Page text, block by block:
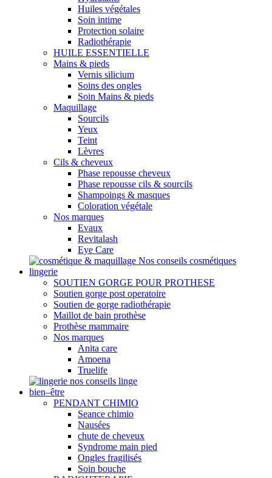
Huiles végétales
Soin intime
Protection solaire
Radiothérapie
HUILE ESSENTIELLE
Mains & pieds
Vernis silicium
Soins des ongles
Soin Mains & pieds
Maquillage
Sourcils
Yeux
Teint
Lèvres
Cils & cheveux
Phase repousse cheveux
Phase repousse cils & sourcils
Shampoings & masques
Coloration végétale
Nos marques
Evaux
Revitalash
Eye Care
Nos conseils cosmétiques
lingerie
SOUTIEN GORGE POUR PROTHESE
Soutien gorge post operatoire
Soutien de gorge radiothérapie
Maillot de bain prothèse
Prothèse mammaire
Nos marques
Anita care
Amoena
Truelife
nos conseils linge
bien–être
PENDANT CHIMIO
Seance chimio
Nausées
chute de cheveux
Syndrome main pied
Ongles fragilisés
Soin bouche